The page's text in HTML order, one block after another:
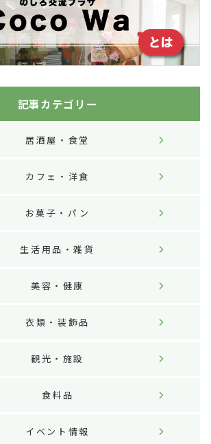
記事カテゴリー
居酒屋・食堂
カフェ・洋食
お菓子・パン
生活用品・雑貨
美容・健康
衣類・装飾品
観光・施設
食料品
イベント情報